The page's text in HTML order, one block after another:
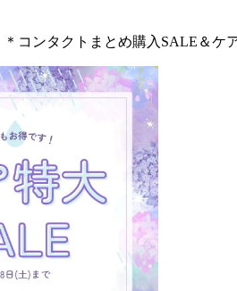
＊コンタクトまとめ購入SALE＆ケ